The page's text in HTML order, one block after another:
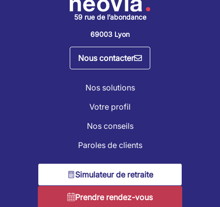
59 rue de l’abondance
69003 Lyon
Nous contacter
Nos solutions
Votre profil
Nos conseils
Paroles de clients
Simulateur de retraite
Prendre rendez-vous